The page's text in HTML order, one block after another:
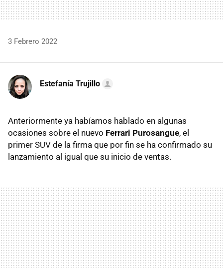
3 Febrero 2022
Estefanía Trujillo
Anteriormente ya habíamos hablado en algunas
ocasiones sobre el nuevo Ferrari Purosangue, el
primer SUV de la firma que por fin se ha confirmado su
lanzamiento al igual que su inicio de ventas.